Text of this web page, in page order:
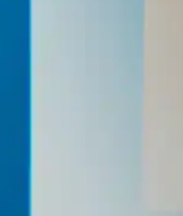
Alanları